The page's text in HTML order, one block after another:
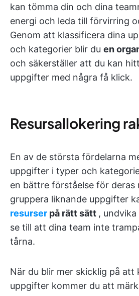
kan tömma din och dina
energi och leda till förvirring
Genom att klassificera dina
och kategorier blir du en
och säkerställer att du kan
uppgifter med några få klick.
Resursallokering
En av de största fördelarna
uppgifter i typer och
en bättre förståelse för deras
gruppera liknande uppgifter
resurser på rätt sätt ,
se till att dina team inte
tårna.
När du blir mer skicklig på att
uppgifter kommer du att